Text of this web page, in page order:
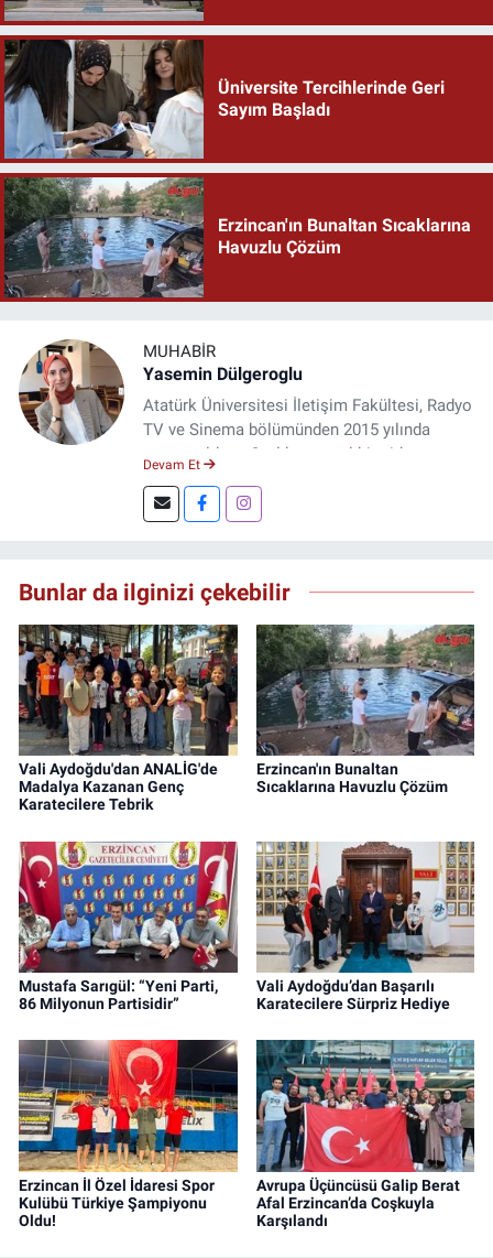
Üniversite Tercihlerinde Geri
Sayım Başladı
Erzincan'ın Bunaltan Sıcaklarına
Havuzlu Çözüm
MUHABIR
Yasemin Dülgeroglu
Atatürk Üniversitesi İletişim Fakültesi, Radyo
TV ve Sinema bölümünden 2015 yılında
mezun oldum. 3 yıl kurumsal bir şirkette
DoğuGazetesi.com internet haber sitesinde
muhabirlik yapıyor ve içerik üretiyorum.
Devam Et
Bunlar da ilginizi çekebilir
Vali Aydoğdu'dan ANALİG'de
Madalya Kazanan Genç
Karatecilere Tebrik
Erzincan'ın Bunaltan
Sıcaklarına Havuzlu Çözüm
Mustafa Sarıgül: “Yeni Parti,
86 Milyonun Partisidir”
Vali Aydoğdu’dan Başarılı
Karatecilere Sürpriz Hediye
Erzincan İl Özel İdaresi Spor
Kulübü Türkiye Şampiyonu
Oldu!
Avrupa Üçüncüsü Galip Berat
Afal Erzincan’da Coşkuyla
Karşılandı